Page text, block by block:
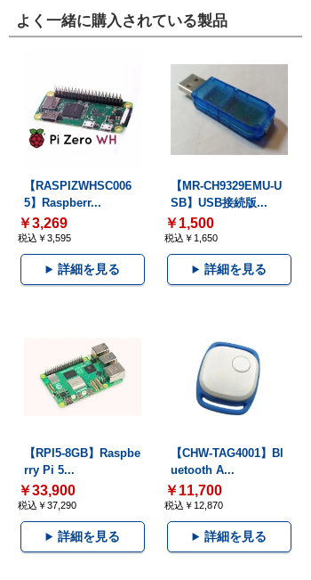
よく一緒に購入されている製品
【RASPIZWHSC006
5】Raspberr...
￥3,269
税込￥3,595
詳細を見る
【MR-CH9329EMU-U
SB】USB接続版...
￥1,500
税込￥1,650
詳細を見る
【RPI5-8GB】Raspbe
rry Pi 5...
￥33,900
税込￥37,290
詳細を見る
【CHW-TAG4001】Bl
uetooth A...
￥11,700
税込￥12,870
詳細を見る